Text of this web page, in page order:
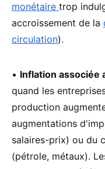
monétaire trop
accroissement de la
circulation).
• Inflation associée
quand les
production
augmentations
salaires-prix) ou du
(pétrole, métaux).